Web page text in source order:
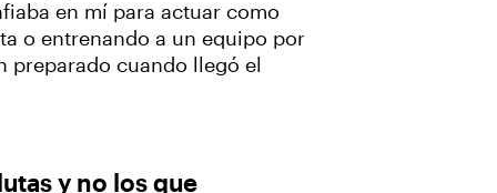
en mí para actuar como
o entrenando a un equipo por
preparado cuando llegó el
y no los que